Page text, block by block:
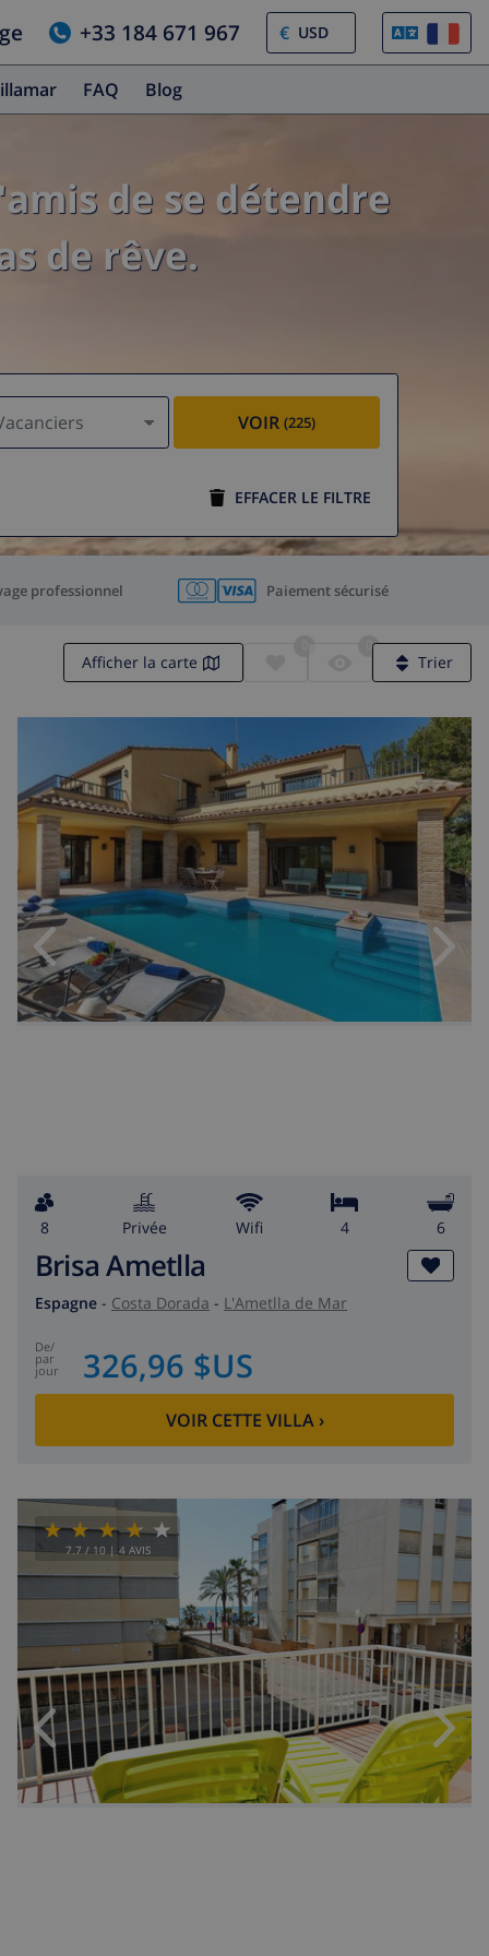
+33 184 671 967 €
FAQ Blog
de se détendre
de rêve.
Vacanciers VOIR (225)
EFFACER LE FILTRE
professionnel Paiement sécurisé
Afficher la carte Trier
8 privée wifi 4 6
Brisa Ametlla
Espagne - Costa Dorada - L'Ametlla de Mar
de/
par
jour 326,96 $US
VOIR CETTE VILLA›
7.7/ 10 | 4 AVIS